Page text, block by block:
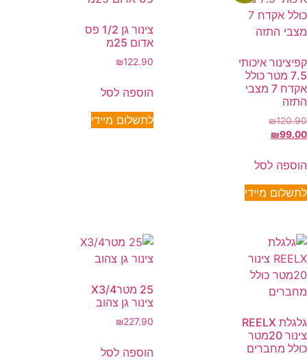
קפיצינור איכותי
7.5 מטר כולל
אקדח 7 מצבי
התזה
₪120.90
₪99.00
הוספה לסל
לתשלום מיידי
צינור גן 1/2 פס
אדום 25מ
₪122.90
הוספה לסל
לתשלום מיידי
גלגלת REELX
צינור 20מטר
כולל מחברים
25 מטרX3/4
צינור גן צהוב
₪227.90
הוספה לסל